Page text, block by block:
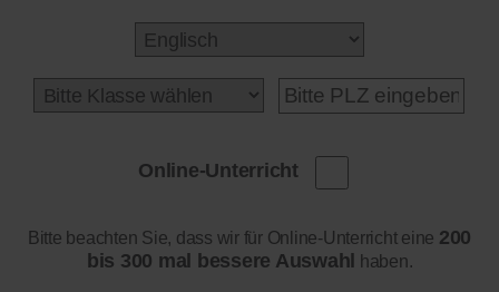
Online-Unterricht
Bitte beachten Sie, dass wir für Online-Unterricht eine 200
bis 300 mal bessere Auswahl haben.